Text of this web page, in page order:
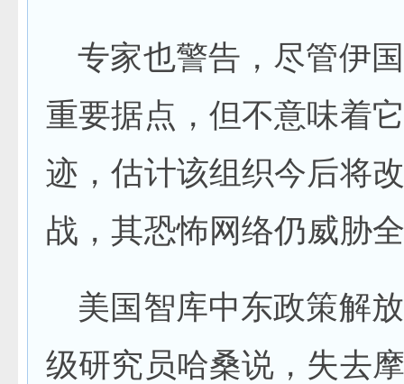
专家也警告，尽管伊
重要据点，但不意味着
迹，估计该组织今后将
战，其恐怖网络仍威胁
美国智库中东政策解
级研究员哈桑说，失去